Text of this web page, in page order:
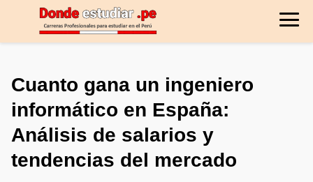
Cuanto gana un ingeniero
informático en España:
Análisis de salarios y
tendencias del mercado